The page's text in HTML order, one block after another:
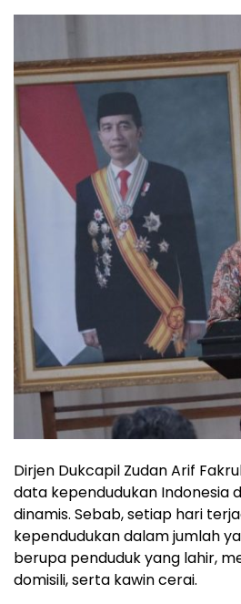
Dirjen Dukcapil Zudan Arif
data kependudukan Indonesia
dinamis. Sebab, setiap hari
kependudukan dalam jumlah
berupa penduduk yang lahir,
domisili, serta kawin cerai.